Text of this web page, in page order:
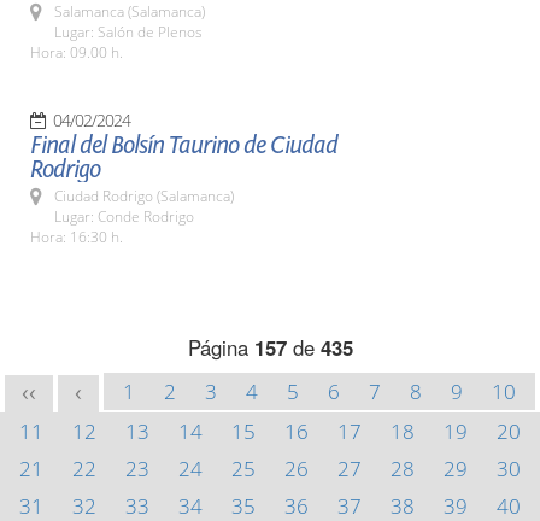
Salamanca (Salamanca)
Lugar: Salón de Plenos
Hora: 09.00 h.
04/02/2024
Final del Bolsín Taurino de Ciudad
Rodrigo
Ciudad Rodrigo (Salamanca)
Lugar: Conde Rodrigo
Hora: 16:30 h.
Página 157de 435
<< < 1 2 3 4 5 6 7 8 9
10
11
12 13 14 15 16 17 18 19
20
21
22 23 24 25 26 27 28 29
30
31
32 33 34 35 36 37 38 39
40